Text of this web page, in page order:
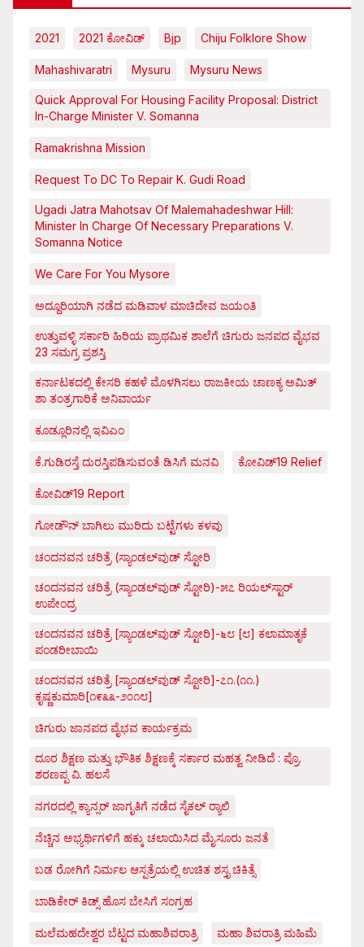
2021 2021 ಕೋವಿಡ್‌ Bjp Chiju Folklore Show
Mahashivaratri Mysuru Mysuru News
Quick Approval For Housing Facility Proposal: District
In-Charge Minister V. Somanna
Ramakrishna Mission
Request To DC To Repair K. Gudi Road
Ugadi Jatra Mahotsav Of Malemahadeshwar Hill:
Minister In Charge Of Necessary Preparations V.
Somanna Notice
We Care For You Mysore
ಅದ್ದೂರಿಯಾಗಿ ನಡೆದ ಮಡಿವಾಳ ಮಾಚಿದೇವ ಜಯಂತಿ
ಉತ್ತುವಳ್ಳಿ ಸರ್ಕಾರಿ ಹಿರಿಯ ಪ್ರಾಥಮಿಕ ಶಾಲೆಗೆ ಚಿಗುರು ಜನಪದ ವೈಭವ
23 ಸಮಗ್ರ ಪ್ರಶಸ್ತಿ
ಕರ್ನಾಟಕದಲ್ಲಿ ಕೇಸರಿ ಕಹಳೆ ಮೊಳಗಿಸಲು ರಾಜಕೀಯ ಚಾಣಕ್ಯ ಅಮಿತ್
ಶಾ ತಂತ್ರಗಾರಿಕೆ ಅನಿವಾರ್ಯ
ಕೂಡ್ಲೂರಿನಲ್ಲಿ ಇವಿಎಂ
ಕೆ.ಗುಡಿರಸ್ತೆ ದುರಸ್ತಿಪಡಿಸುವಂತೆ ಡಿಸಿಗೆ ಮನವಿ ಕೋವಿಡ್‌19 Relief
ಕೋವಿಡ್‌19 Report
ಗೋಡೌನ್ ಬಾಗಿಲು ಮುರಿದು ಬಟ್ಟೆಗಳು ಕಳವು
ಚಂದನವನ ಚರಿತ್ರೆ (ಸ್ಯಾಂಡಲ್‌ವುಡ್ ಸ್ಟೋರಿ
ಚಂದನವನ ಚರಿತ್ರೆ (ಸ್ಯಾಂಡಲ್‌ವುಡ್ ಸ್ಟೋರಿ)-೫೭ ರಿಯಲ್‌ಸ್ಟಾರ್
ಉಪೇಂದ್ರ
ಚಂದನವನ ಚರಿತ್ರೆ [ಸ್ಯಾಂಡಲ್‌ವುಡ್ ಸ್ಟೋರಿ]-೬೮ [೮] ಕಲಾಮಾತೃಕೆ
ಪಂಡರೀಬಾಯಿ
ಚಂದನವನ ಚರಿತ್ರೆ [ಸ್ಯಾಂಡಲ್‌ವುಡ್ ಸ್ಟೋರಿ]-೭೧.(೧೧.)
ಕೃಷ್ಣಕುಮಾರಿ[೧೯೩೩-೨೦೧೮]
ಚಿಗುರು ಜಾನಪದ ವೈಭವ ಕಾರ್ಯಕ್ರಮ
ದೂರ ಶಿಕ್ಷಣ ಮತ್ತು ಭೌತಿಕ ಶಿಕ್ಷಣಕ್ಕೆ ಸರ್ಕಾರ ಮಹತ್ವ ನೀಡಿದೆ : ಪ್ರೊ.
ಶರಣಪ್ಪ ವಿ. ಹಲಸೆ
ನಗರದಲ್ಲಿ ಕ್ಯಾನ್ಸರ್ ಜಾಗೃತಿಗೆ ನಡೆದ ಸೈಕಲ್ ರ್‍ಯಾಲಿ
ನೆಚ್ಚಿನ ಅಭ್ಯರ್ಥಿಗಳಿಗೆ ಹಕ್ಕು ಚಲಾಯಿಸಿದ ಮೈಸೂರು ಜನತೆ
ಬಡ ರೋಗಿಗೆ ನಿರ್ಮಲ ಆಸ್ಪತ್ರೆಯಲ್ಲಿ ಉಚಿತ ಶಸ್ತೃ ಚಿಕಿತ್ಸೆ
ಬಾಡಿಕೇರ್ ಕಿಡ್ಸ್ ಹೊಸ ಬೇಸಿಗೆ ಸಂಗ್ರಹ
ಮಲೆಮಹದೇಶ್ವರ ಬೆಟ್ಟದ ಮಹಾಶಿವರಾತ್ರಿ ಮಹಾ ಶಿವರಾತ್ರಿ ಮಹಿಮೆ